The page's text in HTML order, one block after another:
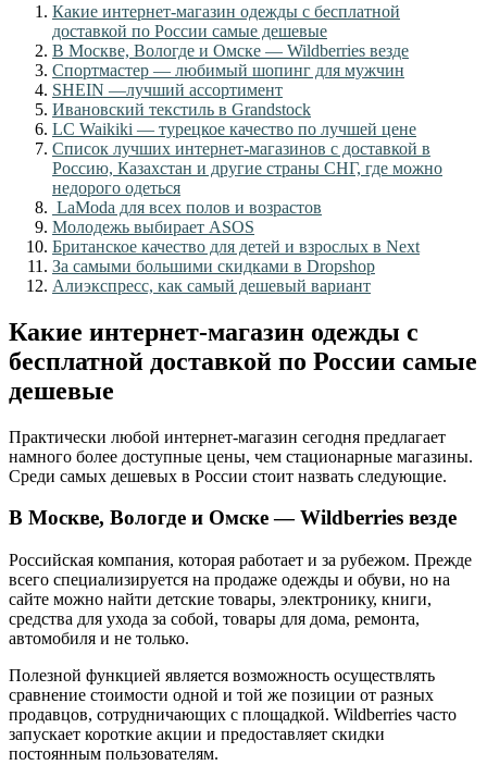
Какие интернет-магазин одежды с бесплатной
доставкой по России самые дешевые
В Москве, Вологде и Омске — Wildberries везде
Спортмастер — любимый шопинг для мужчин
SHEIN —лучший ассортимент
Ивановский текстиль в Grandstock
LC Waikiki — турецкое качество по лучшей цене
Список лучших интернет-магазинов с доставкой в
Россию, Казахстан и другие страны СНГ, где можно
недорого одеться
LaModa для всех полов и возрастов
Молодежь выбирает ASOS
Британское качество для детей и взрослых в Next
За самыми большими скидками в Dropshop
Алиэкспресс, как самый дешевый вариант
Какие интернет-магазин одежды с
бесплатной доставкой по России самые
дешевые
Практически любой интернет-магазин сегодня предлагает
намного более доступные цены, чем стационарные магазины.
Среди самых дешевых в России стоит назвать следующие.
В Москве, Вологде и Омске — Wildberries везде
Российская компания, которая работает и за рубежом. Прежде
всего специализируется на продаже одежды и обуви, но на
сайте можно найти детские товары, электронику, книги,
средства для ухода за собой, товары для дома, ремонта,
автомобиля и не только.
Полезной функцией является возможность осуществлять
сравнение стоимости одной и той же позиции от разных
продавцов, сотрудничающих с площадкой. Wildberries часто
запускает короткие акции и предоставляет скидки
постоянным пользователям.